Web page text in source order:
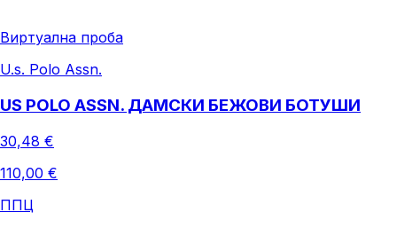
Виртуална проба
U.s. Polo Assn.
US POLO ASSN. ДАМСКИ БЕЖОВИ БОТУШИ
30,48 €
110,00 €
ППЦ